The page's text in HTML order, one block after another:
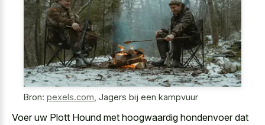
Bron: pexels.com Jagers bij een kampvuur
Voer uw Plott Hound met hoogwaardig hondenvoer dat